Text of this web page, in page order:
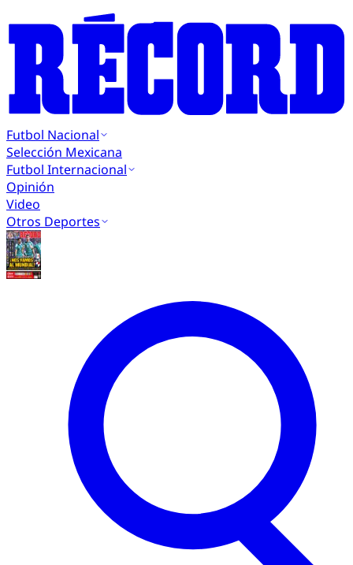
Futbol Nacional
Selección Mexicana
Futbol Internacional
Opinión
Video
Otros Deportes